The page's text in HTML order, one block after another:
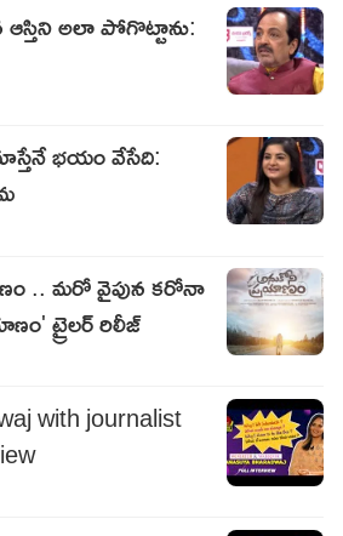
అలా పోగొట్టాను:
భయం వేసేది:
.. మరో వైపున కరోనా
ట్రైలర్ రిలీజ్
with journalist